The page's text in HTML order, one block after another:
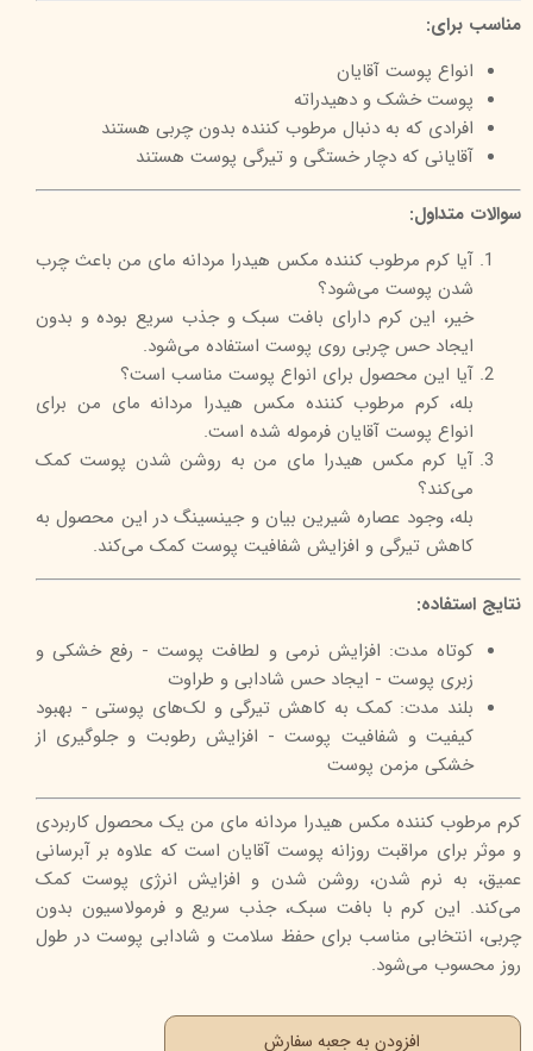
مناسب برای:
انواع پوست آقایان
پوست خشک و دهیدراته
افرادی که به دنبال مرطوب کننده بدون چربی هستند
آقایانی که دچار خستگی و تیرگی پوست هستند
سوالات متداول:
آیا کرم مرطوب کننده مکس هیدرا مردانه مای من باعث چرب
شدن پوست می‌شود؟
خیر، این کرم دارای بافت سبک و جذب سریع بوده و بدون
ایجاد حس چربی روی پوست استفاده می‌شود.
آیا این محصول برای انواع پوست مناسب است؟
بله، کرم مرطوب کننده مکس هیدرا مردانه مای من برای
انواع پوست آقایان فرموله شده است.
آیا کرم مکس هیدرا مای من به روشن شدن پوست کمک
می‌کند؟
بله، وجود عصاره شیرین بیان و جینسینگ در این محصول به
کاهش تیرگی و افزایش شفافیت پوست کمک می‌کند.
نتایج استفاده:
کوتاه مدت: افزایش نرمی و لطافت پوست - رفع خشکی و
زبری پوست - ایجاد حس شادابی و طراوت
بلند مدت: کمک به کاهش تیرگی و لک‌های پوستی - بهبود
کیفیت و شفافیت پوست - افزایش رطوبت و جلوگیری از
خشکی مزمن پوست
کرم مرطوب کننده مکس هیدرا مردانه مای من یک محصول کاربردی
و موثر برای مراقبت روزانه پوست آقایان است که علاوه بر آبرسانی
عمیق، به نرم شدن، روشن شدن و افزایش انرژی پوست کمک
می‌کند. این کرم با بافت سبک، جذب سریع و فرمولاسیون بدون
چربی، انتخابی مناسب برای حفظ سلامت و شادابی پوست در طول
روز محسوب می‌شود.
افزودن به جعبه سفارش